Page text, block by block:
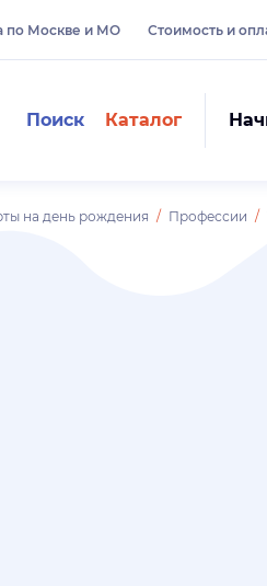
по Москве и МО Стоимость и
Поиск Каталог
на день рождения Профессии